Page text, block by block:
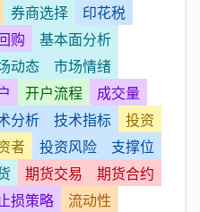
券商选择
印花税
购
基本面分析
动态
市场情绪
开户流程
成交量
分析 技术指标
投资
者 投资风险
支撑位
期货交易
期货合约
损策略
流动性